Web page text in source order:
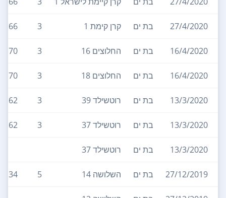
27/4/2020 בת ים קרן קימת 1 3
66
16/4/2020 בת ים החלוצים 16 3
70
16/4/2020 בת ים החלוצים 18 3
70
13/3/2020 בת ים רוטשילד 39 3
62
13/3/2020 בת ים רוטשילד 37 3
62
13/3/2020 בת ים רוטשילד 37
27/12/2019 בת ים השלושה 14 5
134